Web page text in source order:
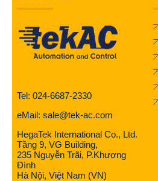
Tel: 024-6687-2330
eMail: sale@tek-ac.com
HegaTek International Co., Ltd.
Tầng 9, VG Building,
235 Nguyễn Trãi, P.Khương
Đình
Hà Nội, Việt Nam (VN)